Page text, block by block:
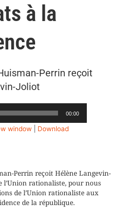
à la
Perrin reçoit
Joliot
00:00
window
Download
Perrin reçoit Hélène Langevin-
l’Union rationaliste, pour nous
de l’Union rationaliste aux
de la république.